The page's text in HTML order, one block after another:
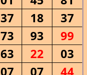
37 18
37
73 93
99
63 22
03
07 07
44